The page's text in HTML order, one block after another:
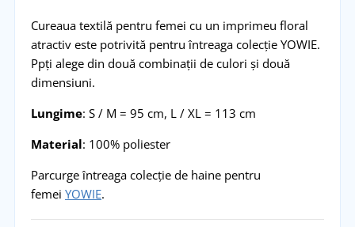
Cureaua textilă pentru femei cu un imprimeu floral
atractiv este potrivită pentru întreaga colecție YOWIE.
Ppți alege din două combinații de culori și două
dimensiuni.
Lungime: S / M = 95 cm, L / XL = 113 cm
Material: 100% poliester
Parcurge întreaga colecție de haine pentru
femei YOWIE.